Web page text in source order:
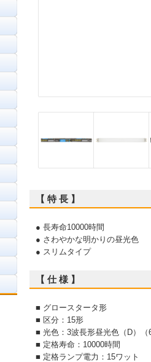
【 特 長 】
● 長寿命10000時間
● さわやかな明かりの昼光色
● スリムタイプ
【 仕 様 】
■ グロースタータ形
■ 区分：15形
■ 光色：3波長形昼光色（D）（
■ 定格寿命：10000時間
■ 定格ランプ電力：15ワット